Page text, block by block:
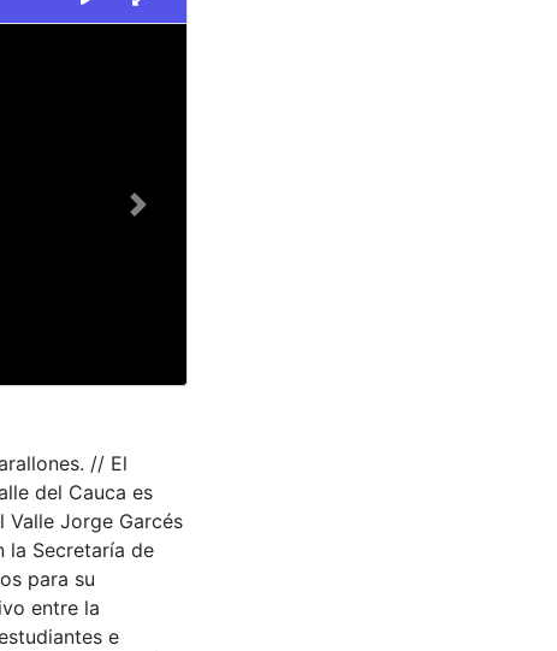
Next
// El
del Cauca es
Jorge Garcés
la Secretaría de
para su
entre la
e